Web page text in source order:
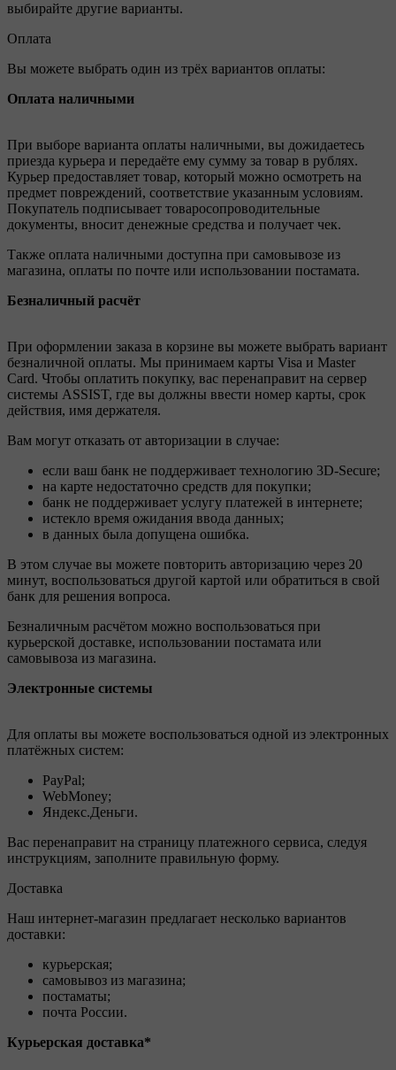
выбирайте другие варианты.
Оплата
Вы можете выбрать один из трёх вариантов оплаты:
Оплата наличными
При выборе варианта оплаты наличными, вы дожидаетесь
приезда курьера и передаёте ему сумму за товар в рублях.
Курьер предоставляет товар, который можно осмотреть на
предмет повреждений, соответствие указанным условиям.
Покупатель подписывает товаросопроводительные
документы, вносит денежные средства и получает чек.
Также оплата наличными доступна при самовывозе из
магазина, оплаты по почте или использовании постамата.
Безналичный расчёт
При оформлении заказа в корзине вы можете выбрать вариант
безналичной оплаты. Мы принимаем карты Visa и Master
Card. Чтобы оплатить покупку, вас перенаправит на сервер
системы ASSIST, где вы должны ввести номер карты, срок
действия, имя держателя.
Вам могут отказать от авторизации в случае:
если ваш банк не поддерживает технологию 3D-Secure;
на карте недостаточно средств для покупки;
банк не поддерживает услугу платежей в интернете;
истекло время ожидания ввода данных;
в данных была допущена ошибка.
В этом случае вы можете повторить авторизацию через 20
минут, воспользоваться другой картой или обратиться в свой
банк для решения вопроса.
Безналичным расчётом можно воспользоваться при
курьерской доставке, использовании постамата или
самовывоза из магазина.
Электронные системы
Для оплаты вы можете воспользоваться одной из электронных
платёжных систем:
PayPal;
WebMoney;
Яндекс.Деньги.
Вас перенаправит на страницу платежного сервиса, следуя
инструкциям, заполните правильную форму.
Доставка
Наш интернет-магазин предлагает несколько вариантов
доставки:
курьерская;
самовывоз из магазина;
постаматы;
почта России.
Курьерская доставка*